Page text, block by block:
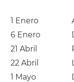
1 Enero
6 Enero
21 Abril
22 Abril
1 Mayo